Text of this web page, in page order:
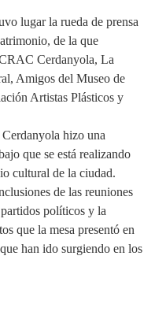
lugar la rueda de prensa
de la que
Cerdanyola, La
Amigos del Museo de
Artistas Plásticos y
hizo una
que se está realizando
cultural de la ciudad.
de las reuniones
políticos y la
que la mesa presentó en
han ido surgiendo en los